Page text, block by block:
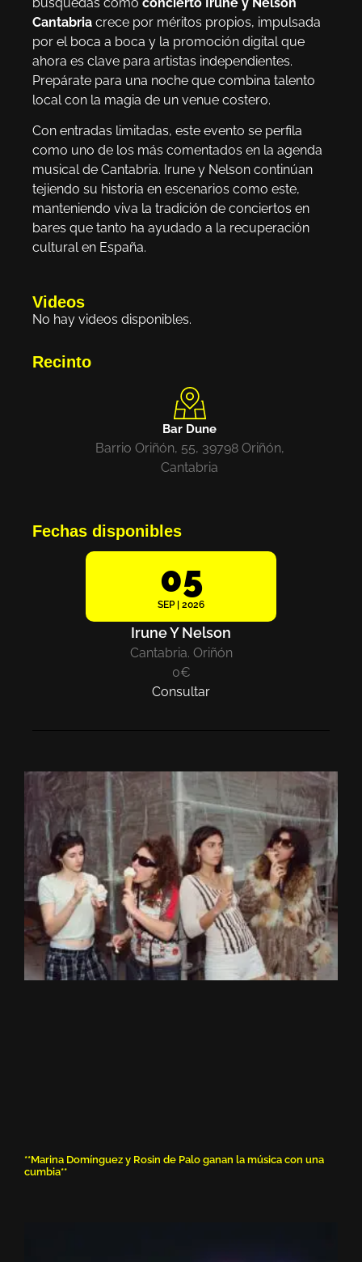
Cantabria crece por méritos propios, impulsada
por el boca a boca y la promoción digital que
ahora es clave para artistas independientes.
Prepárate para una noche que combina talento
local con la magia de un venue costero.
Con entradas limitadas, este evento se perfila
como uno de los más comentados en la agenda
musical de Cantabria. Irune y Nelson continúan
tejiendo su historia en escenarios como este,
manteniendo viva la tradición de conciertos en
bares que tanto ha ayudado a la recuperación
cultural en España.
Videos
No hay videos disponibles.
Recinto
Bar Dune
Barrio Oriñón, 55, 39798 Oriñón,
Cantabria
Fechas disponibles
05
SEP | 2026
Irune Y Nelson
Cantabria. Oriñón
0€
Consultar
**Marina Domínguez y Rosin de Palo ganan la música con una
cumbia**